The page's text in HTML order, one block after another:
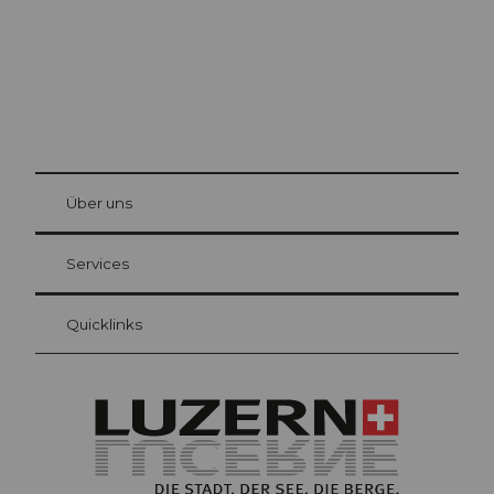
Gästekarte Luzern
Ihre Vorteile als Übernachtungsgast
at Bre
Über uns
Services
Quicklinks